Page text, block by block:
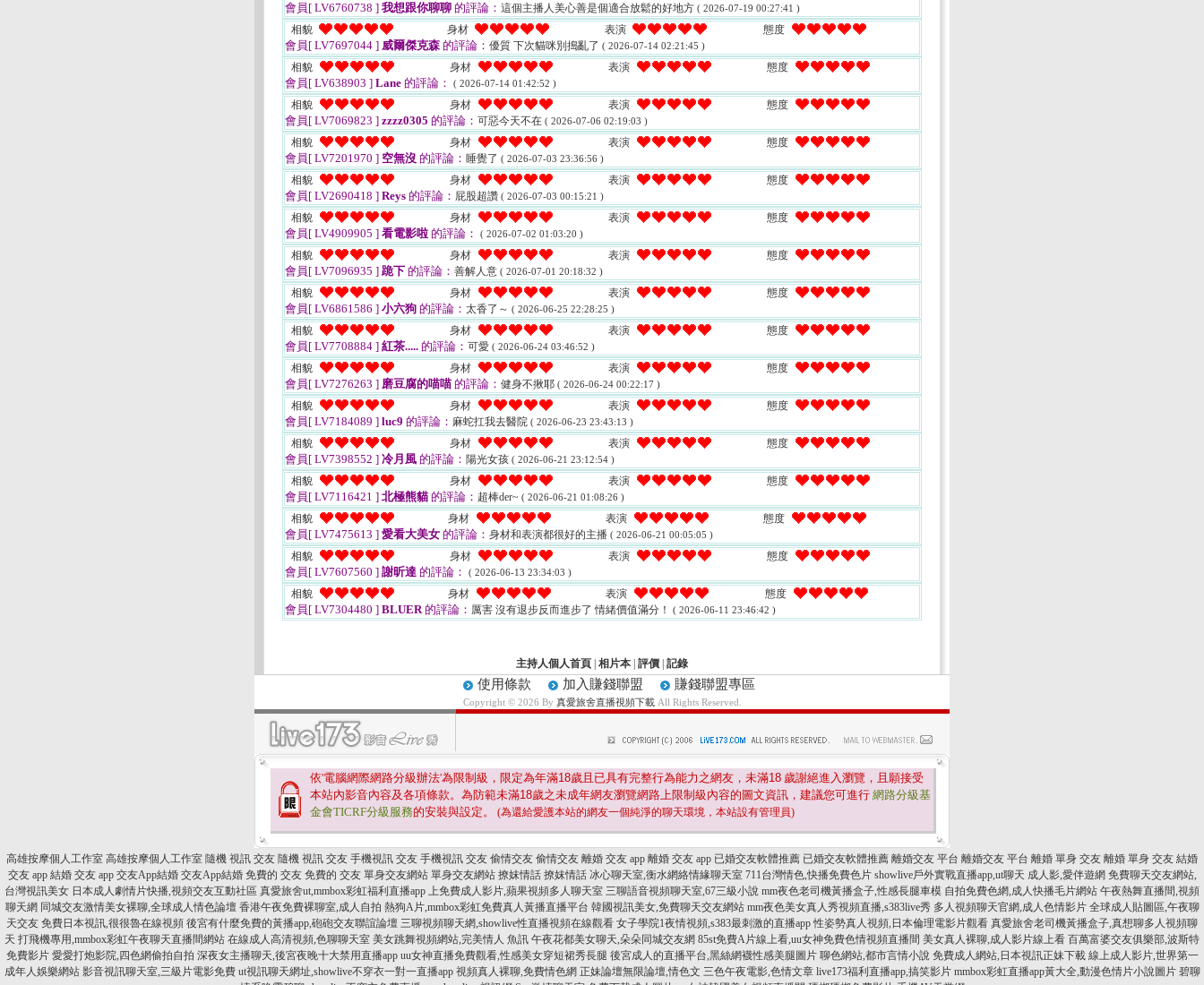
會員[ LV6760738 ] 我想跟你聊聊 的評論： 這個主播人美心善是個適合放鬆的好地方 ( 2026-07-19 00:27:41 )
相貌 身材 表演 態度
會員[ LV7697044 ] 威爾傑克森 的評論： 優質 下次貓咪別搗亂了 ( 2026-07-14 02:21:45 )
相貌 身材 表演 態度
會員[ LV638903 ] Lane 的評論： ( 2026-07-14 01:42:52 )
相貌 身材 表演 態度
會員[ LV7069823 ] zzzz0305 的評論： 可惡今天不在 ( 2026-07-06 02:19:03 )
相貌 身材 表演 態度
會員[ LV7201970 ] 空無沒 的評論： 睡覺了 ( 2026-07-03 23:36:56 )
相貌 身材 表演 態度
會員[ LV2690418 ] Reys 的評論： 屁股超讚 ( 2026-07-03 00:15:21 )
相貌 身材 表演 態度
會員[ LV4909905 ] 看電影啦 的評論： ( 2026-07-02 01:03:20 )
相貌 身材 表演 態度
會員[ LV7096935 ] 跪下 的評論： 善解人意 ( 2026-07-01 20:18:32 )
相貌 身材 表演 態度
會員[ LV6861586 ] 小六狗 的評論： 太香了～ ( 2026-06-25 22:28:25 )
相貌 身材 表演 態度
會員[ LV7708884 ] 紅茶..... 的評論： 可愛 ( 2026-06-24 03:46:52 )
相貌 身材 表演 態度
會員[ LV7276263 ] 磨豆腐的喵喵的評論： 健身不揪耶 ( 2026-06-24 00:22:17 )
相貌 身材 表演 態度
會員[ LV7184089 ] luc9 的評論： 麻蛇扛我去醫院 ( 2026-06-23 23:43:13 )
相貌 身材 表演 態度
會員[ LV7398552 ] 冷月風 的評論： 陽光女孩 ( 2026-06-21 23:12:54 )
相貌 身材 表演 態度
會員[ LV7116421 ] 北極熊貓 的評論： 超棒der~ ( 2026-06-21 01:08:26 )
相貌 身材 表演 態度
會員[ LV7475613 ] 愛看大美女 的評論： 身材和表演都很好的主播 ( 2026-06-21 00:05:05 )
相貌 身材 表演 態度
會員[ LV7607560 ] 謝昕達 的評論： ( 2026-06-13 23:34:03 )
相貌 身材 表演 態度
會員[ LV7304480 ] BLUER的評論： 厲害 沒有退步反而進步了 情緒價值滿分！ ( 2026-06-11 23:46:42 )
主持人個人首頁 相片本 評價 記錄
使用條款 加入賺錢聯盟 賺錢聯盟專區
Copyright © 2026 By 真愛旅舍直播視頻下載All Rights Reserved.
依'電腦網際網路分級辦法'為限制級，限定為年滿18歲且已具有完整行為能力之網友，未滿18 歲謝絕進入瀏覽，且願接受
本站內影音內容及各項條款。為防範未滿18歲之未成年網友瀏覽網路上限制級內容的圖文資訊，建議您可進行 網路分級基
金會TICRF分級服務的安裝與設定。 (為還給愛護本站的網友一個純淨的聊天環境，本站設有管理員)
高雄按摩個人工作室 高雄按摩個人工作室 隨機 視訊 交友 隨機 視訊 交友 手機視訊 交友 手機視訊 交友 偷情交友 偷情交友 離婚 交友 app 離婚 交友 app 已婚交友軟體推薦 已婚交友軟體推薦 離婚交友 平台 離婚交友 平台 離婚 單身 交友 離婚 單身 交友 結婚
交友 app 結婚 交友 app 交友App結婚 交友App結婚 免費的 交友 免費的 交友 單身交友網站 單身交友網站 撩妺情話 撩妺情話 冰心聊天室,衡水網絡情緣聊天室 711台灣情色,快播免費色片 showlive戶外實戰直播app,ut聊天 成人影,愛伴遊網 免費聊天交友網站,
台灣視訊美女 日本成人劇情片快播,視頻交友互動社區 真愛旅舍ut,mmbox彩虹福利直播app 上免費成人影片,蘋果視頻多人聊天室 三聊語音視頻聊天室,67三級小說 mm夜色老司機黃播盒子,性感長腿車模 自拍免費色網,成人快播毛片網站 午夜熱舞直播間,視頻
聊天網 同城交友激情美女裸聊,全球成人情色論壇 香港午夜免費裸聊室,成人自拍 熱狗A片,mmbox彩虹免費真人黃播直播平台 韓國視訊美女,免費聊天交友網站 mm夜色美女真人秀視頻直播,s383live秀 多人視頻聊天官網,成人色情影片 全球成人貼圖區,午夜聊
天交友 免費日本視訊,很很魯在線視頻 後宮有什麼免費的黃播app,砲砲交友聯誼論壇 三聊視頻聊天網,showlive性直播視頻在線觀看 女子學院1夜情視頻,s383最刺激的直播app 性姿勢真人視頻,日本倫理電影片觀看 真愛旅舍老司機黃播盒子,真想聊多人視頻聊
天 打飛機專用,mmbox彩虹午夜聊天直播間網站 在線成人高清視頻,色聊聊天室 美女跳舞視頻網站,完美情人 魚訊 午夜花都美女聊天,朵朵同城交友網 85st免費A片線上看,uu女神免費色情視頻直播間 美女真人裸聊,成人影片線上看 百萬富婆交友俱樂部,波斯特
免費影片 愛愛打炮影院,四色網偷拍自拍 深夜女主播聊天,後宮夜晚十大禁用直播app uu女神直播免費觀看,性感美女穿短裙秀長腿 後宮成人的直播平台,黑絲網襪性感美腿圖片 聊色網站,都市言情小說 免費成人網站,日本視訊正妹下載 線上成人影片,世界第一
成年人娛樂網站 影音視訊聊天室,三級片電影免費 ut視訊聊天網址,showlive不穿衣一對一直播app 視頻真人裸聊,免費情色網 正妹論壇無限論壇,情色文 三色午夜電影,色情文章 live173福利直播app,搞笑影片 mmbox彩虹直播app黃大全,動漫色情片小說圖片 碧聊